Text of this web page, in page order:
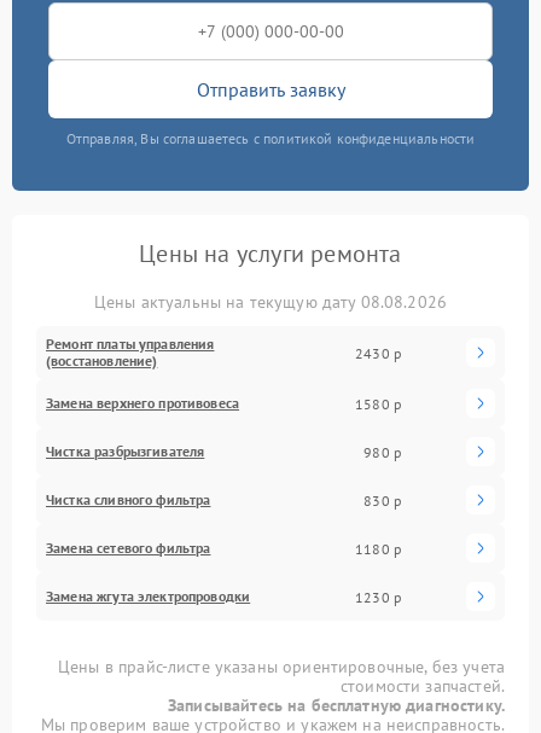
Отправить заявку
Отправляя, Вы соглашаетесь с политикой конфиденциальности
Цены на услуги ремонта
Цены актуальны на текущую дату 08.08.2026
Ремонт платы управления
(восстановление)
2430 р
Замена верхнего противовеса 1580 р
Чистка разбрызгивателя 980 р
Чистка сливного фильтра 830 р
Замена сетевого фильтра 1180 р
Замена жгута электропроводки 1230 р
Цены в прайс-листе указаны ориентировочные, без учета
стоимости запчастей.
Записывайтесь на бесплатную диагностику.
Мы проверим ваше устройство и укажем на неисправность.